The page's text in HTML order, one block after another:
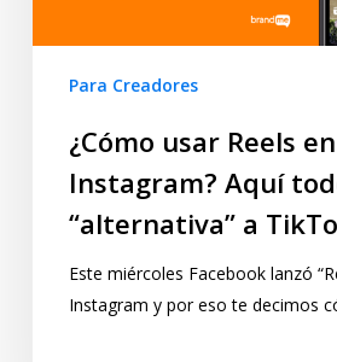
Para Creadores
¿Cómo usar Reels en
Instagram? Aquí
“alternativa” a
Este miércoles Facebook lanzó
Instagram y por eso te decimos